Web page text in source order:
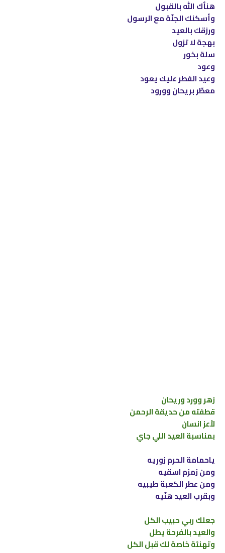
هنأك الله بالقبول
وأسكنك الجنّة مع الرسول
ورزقك بالعيد
بهجة لا تزول
سلة بخور
وعود
وعيد الفطر عليك يعود
معطّر بريحان وورود
زهر وورد وريحان
قطفته من حديقة الرحمن
لأعز انسان
بمناسبة العيد اللي جاي
ياحمامة الحرم زوريه
ومن زمزم اسقيه
ومن عطر الكعبة طيبيه
وبقرب العيد هنّيه
جعلك ربي حبيب الكل
والعيد بالفرحة يطل
وتهنئة خاصة لك قبل الكل